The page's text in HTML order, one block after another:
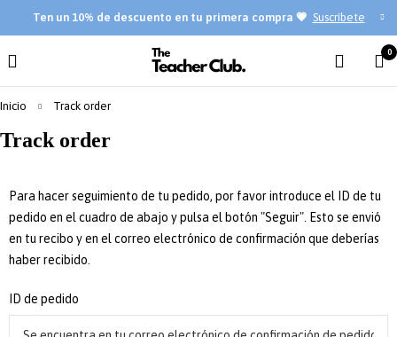
Tenun 10% de descuento en tu primera compra 💗 Suscríbete
0
Inicio Track order
Track order
Para hacer seguimiento de tu pedido, por favor introduce el ID de tu
pedido en el cuadro de abajo y pulsa el botón "Seguir". Esto se envió
en tu recibo y en el correo electrónico de confirmación que deberías
haber recibido.
ID de pedido